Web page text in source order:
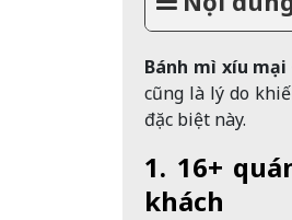
Bánh mì xíu
cũng là lý do
đặc biệt này.
1. 16+
khách